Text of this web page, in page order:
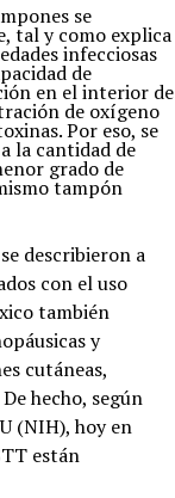
se
tal y como explica
infecciosas
de
en el interior de
de oxígeno
Por eso, se
la cantidad de
grado de
tampón
describieron a
con el uso
también
y
cutáneas,
hecho, según
(NIH), hoy en
están